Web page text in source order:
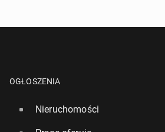
OGŁOSZENIA
Nieruchomości